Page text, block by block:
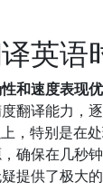
英语
和速度表现
翻译能力，
，特别是在
确保在几秒
提供了极大的